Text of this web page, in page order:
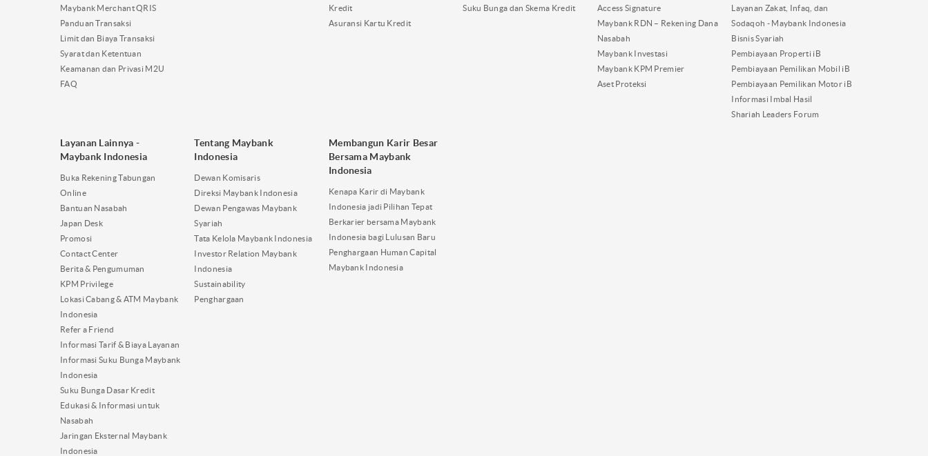
Maybank Merchant QRIS
Panduan Transaksi
Limit dan Biaya Transaksi
Syarat dan Ketentuan
Keamanan dan Privasi M2U
FAQ
Kredit
Asuransi Kartu Kredit
Suku Bunga dan Skema Kredit
Access Signature
Maybank RDN – Rekening Dana
Nasabah
Maybank Investasi
Maybank KPM Premier
Aset Proteksi
Layanan Zakat, Infaq, dan
Sodaqoh - Maybank Indonesia
Bisnis Syariah
Pembiayaan Properti iB
Pembiayaan Pemilikan Mobil iB
Pembiayaan Pemilikan Motor iB
Informasi Imbal Hasil
Shariah Leaders Forum
Layanan Lainnya -
Maybank Indonesia
Buka Rekening Tabungan
Online
Bantuan Nasabah
Japan Desk
Promosi
Contact Center
Berita & Pengumuman
KPM Privilege
Lokasi Cabang & ATM Maybank
Indonesia
Refer a Friend
Informasi Tarif & Biaya Layanan
Informasi Suku Bunga Maybank
Indonesia
Suku Bunga Dasar Kredit
Edukasi & Informasi untuk
Nasabah
Jaringan Eksternal Maybank
Indonesia
Tentang Maybank
Indonesia
Dewan Komisaris
Direksi Maybank Indonesia
Dewan Pengawas Maybank
Syariah
Tata Kelola Maybank Indonesia
Investor Relation Maybank
Indonesia
Sustainability
Penghargaan
Membangun Karir Besar
Bersama Maybank
Indonesia
Kenapa Karir di Maybank
Indonesia jadi Pilihan Tepat
Berkarier bersama Maybank
Indonesia bagi Lulusan Baru
Penghargaan Human Capital
Maybank Indonesia